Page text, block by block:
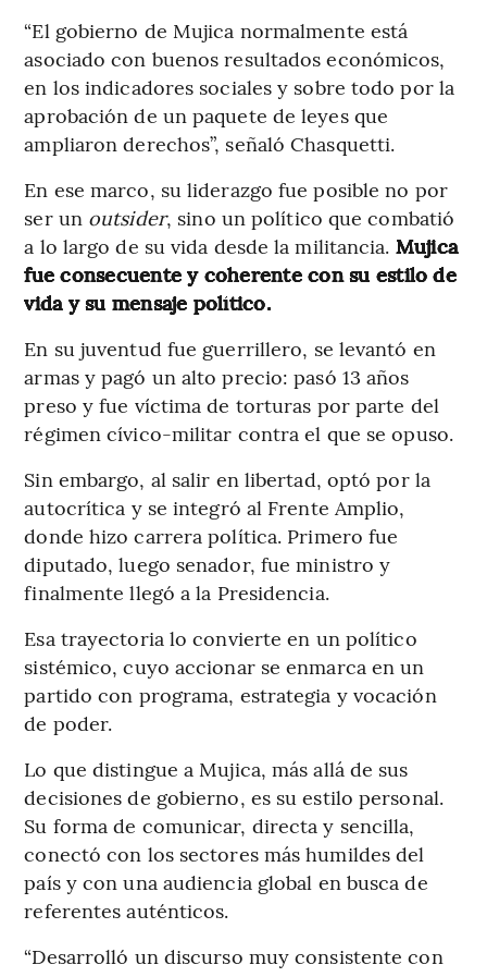
“El gobierno de Mujica normalmente está
asociado con buenos resultados económicos,
en los indicadores sociales y sobre todo por la
aprobación de un paquete de leyes que
ampliaron derechos”, señaló Chasquetti.
En ese marco, su liderazgo fue posible no por
ser un outsider, sino un político que combatió
a lo largo de su vida desde la militancia. Mujica
fue consecuente y coherente con su estilo de
vida y su mensaje político.
En su juventud fue guerrillero, se levantó en
armas y pagó un alto precio: pasó 13 años
preso y fue víctima de torturas por parte del
régimen cívico-militar contra el que se opuso.
Sin embargo, al salir en libertad, optó por la
autocrítica y se integró al Frente Amplio,
donde hizo carrera política. Primero fue
diputado, luego senador, fue ministro y
finalmente llegó a la Presidencia.
Esa trayectoria lo convierte en un político
sistémico, cuyo accionar se enmarca en un
partido con programa, estrategia y vocación
de poder.
Lo que distingue a Mujica, más allá de sus
decisiones de gobierno, es su estilo personal.
Su forma de comunicar, directa y sencilla,
conectó con los sectores más humildes del
país y con una audiencia global en busca de
referentes auténticos.
“Desarrolló un discurso muy consistente con